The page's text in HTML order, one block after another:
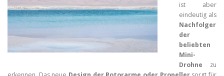
ist aber
eindeutig als
Nachfolger
der
beliebten
Mini-
Drohne zu